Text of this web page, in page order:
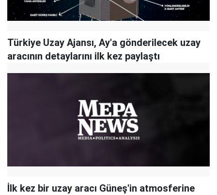
Türkiye Uzay Ajansı, Ay'a gönderilecek uzay
aracının detaylarını ilk kez paylaştı
İlk kez bir uzay aracı Güneş'in atmosferine